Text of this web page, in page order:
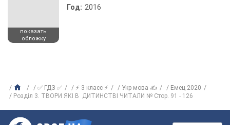
показать
обложку
Год: 2016
✅ ГДЗ ✅ ⚡ 3 класс ⚡ Укр мова ✍
Емец 2020
Розділ 3. ТВОРИ ЯКІ В ДИТИНСТВІ ЧИТАЛИ № Стор. 91 - 126